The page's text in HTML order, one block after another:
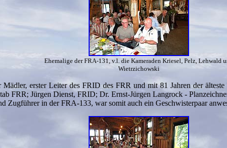
Ehemalige der FRA-131, v.l. die Kameraden Kriesel, Pelz, Lehwald
Wietrzichowski
erster Leiter des FRID des FRR und mit 81 Jahren der
FRR; Jürgen Dienst, FRID; Dr. Ernst-Jürgen Langrock -
Zugführer in der FRA-133, war somit auch ein Geschwisterpaar